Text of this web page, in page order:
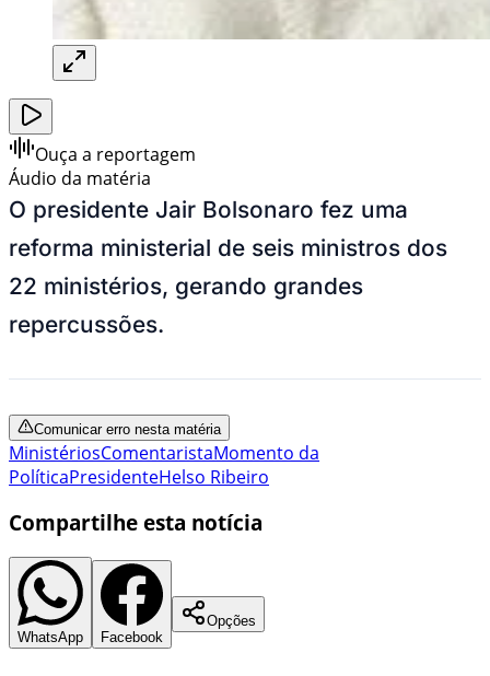
Ouça a reportagem
Áudio da matéria
O presidente Jair Bolsonaro fez uma
reforma ministerial de seis ministros dos
22 ministérios, gerando grandes
repercussões.
Comunicar erro nesta matéria
MinistériosComentaristaMomento da
PolíticaPresidenteHelso Ribeiro
Compartilhe esta notícia
WhatsApp Facebook
Opções